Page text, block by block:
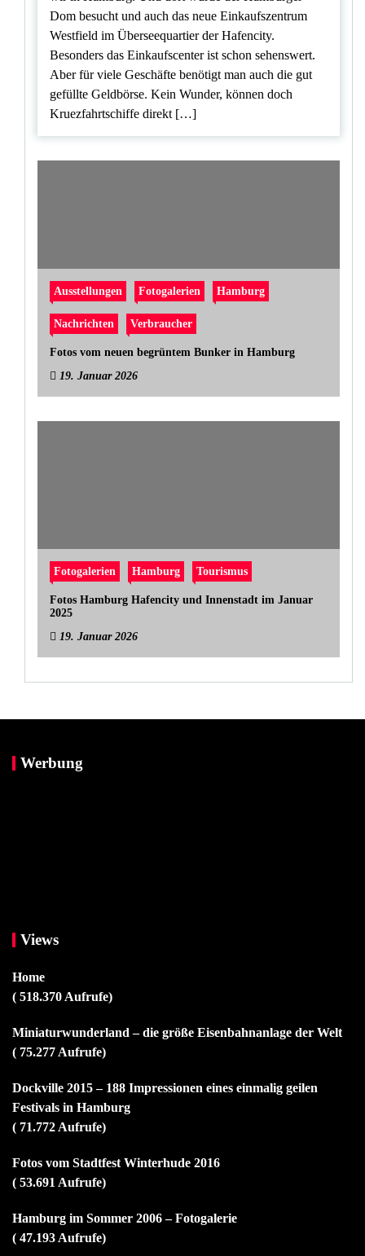
Dom besucht und auch das neue Einkaufszentrum
Westfield im Überseequartier der Hafencity.
Besonders das Einkaufscenter ist schon sehenswert.
Aber für viele Geschäfte benötigt man auch die gut
gefüllte Geldbörse. Kein Wunder, können doch
Kruezfahrtschiffe direkt […]
Ausstellungen Fotogalerien Hamburg
Nachrichten Verbraucher
Fotos vom neuen begrüntem Bunker in Hamburg
19. Januar 2026
Fotogalerien Hamburg Tourismus
Fotos Hamburg Hafencity und Innenstadt im Januar
2025
19. Januar 2026
Werbung
Views
Home
( 518.370 Aufrufe)
Miniaturwunderland – die größe Eisenbahnanlage der Welt
( 75.277 Aufrufe)
Dockville 2015 – 188 Impressionen eines einmalig geilen
Festivals in Hamburg
( 71.772 Aufrufe)
Fotos vom Stadtfest Winterhude 2016
( 53.691 Aufrufe)
Hamburg im Sommer 2006 – Fotogalerie
( 47.193 Aufrufe)